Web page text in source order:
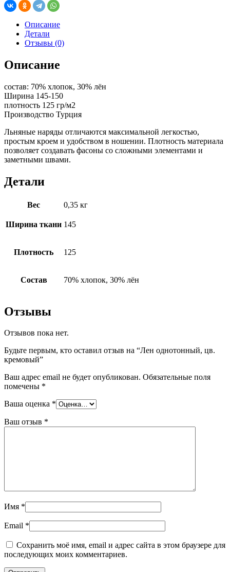
Описание
Детали
Отзывы (0)
Описание
состав: 70% хлопок, 30% лён
Ширина 145-150
плотность 125 гр/м2
Производство Турция
Льняные наряды отличаются максимальной легкостью,
простым кроем и удобством в ношении. Плотность материала
позволяет создавать фасоны со сложными элементами и
заметными швами.
Детали
Вес 0,35 кг
Ширина ткани 145
Плотность 125
Состав 70% хлопок, 30% лён
Отзывы
Отзывов пока нет.
Будьте первым, кто оставил отзыв на “Лен однотонный, цв.
кремовый”
Ваш адрес email не будет опубликован. Обязательные поля
помечены *
Ваша оценка *
Ваш отзыв *
Имя *
Email *
Сохранить моё имя, email и адрес сайта в этом браузере для
последующих моих комментариев.